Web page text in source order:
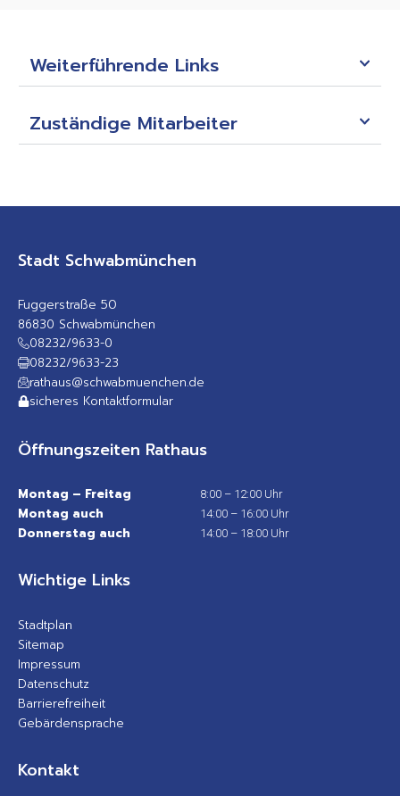
Weiterführende Links
Zuständige Mitarbeiter
Stadt Schwabmünchen
Fuggerstraße 50
86830 Schwabmünchen
08232/9633-0
08232/9633-23
rathaus@schwabmuenchen.de
sicheres Kontaktformular
Öffnungszeiten Rathaus
Montag – Freitag 8:00 – 12:00 Uhr
Montag auch 14:00 – 16:00 Uhr
Donnerstag auch 14:00 – 18:00 Uhr
Wichtige Links
Stadtplan
Sitemap
Impressum
Datenschutz
Barrierefreiheit
Gebärdensprache
Kontakt